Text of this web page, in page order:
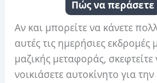
Πώς να περάσετε
Αν και μπορείτε να κάνετε
αυτές τις ημερήσιες εκδρομές
μαζικής μεταφοράς, σκεφτείτε
νοικιάσετε αυτοκίνητο για